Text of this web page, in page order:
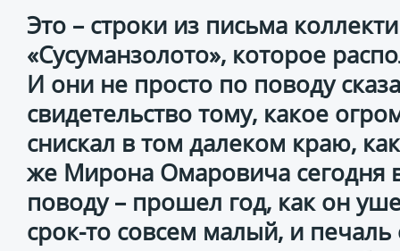
Это – строки из письма
«Сусуманзолото», которое
И они не просто по поводу
свидетельство тому, какое
снискал в том далеком краю,
же Мирона Омаровича сегодня
поводу – прошел год, как он
срок-то совсем малый, и печаль